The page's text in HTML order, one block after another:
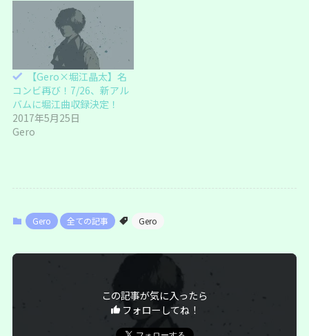
ィ
ン
ド
ウ
で
ま
す
)
【Gero×堀江晶太】名
コンビ再び！7/26、新アル
バムに堀江曲収録決定！
2017年5月25日
Gero
Gero 全ての記事 Gero
この記事が気に入ったら
フォローしてね！